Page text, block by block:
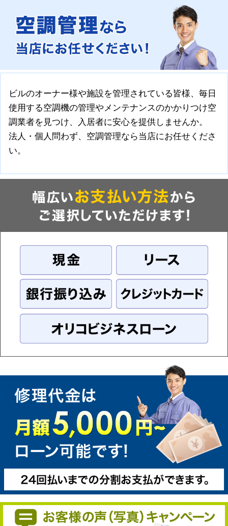
ビルのオーナー様や施設を管理されている皆様、毎日
使用する空調機の管理やメンテナンスのかかりつけ空
調業者を見つけ、入居者に安心を提供しませんか。
法人・個人問わず、空調管理なら当店にお任せくださ
い。